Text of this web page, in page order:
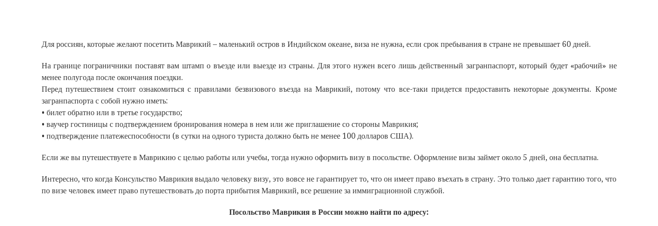
Для россиян, которые желают посетить Маврикий – маленький остров в Индийском океане, виза не нужна, если срок пребывания в стране не превышает 60 дней.
На границе пограничники поставят вам штамп о въезде или выезде из страны. Для этого нужен всего лишь действенный загранпаспорт, который будет «рабочий» не
менее полугода после окончания поездки.
Перед путешествием стоит ознакомиться с правилами безвизового въезда на Маврикий, потому что все-таки придется предоставить некоторые документы. Кроме
загранпаспорта с собой нужно иметь:
• билет обратно или в третье государство;
• ваучер гостиницы с подтверждением бронирования номера в нем или же приглашение со стороны Маврикия;
• подтверждение платежеспособности (в сутки на одного туриста должно быть не менее 100 долларов США).
Если же вы путешествуете в Маврикию с целью работы или учебы, тогда нужно оформить визу в посольстве. Оформление визы займет около 5 дней, она бесплатна.
Интересно, что когда Консульство Маврикия выдало человеку визу, это вовсе не гарантирует то, что он имеет право въехать в страну. Это только дает гарантию того, что
по визе человек имеет право путешествовать до порта прибытия Маврикий, все решение за иммиграционной службой.
Посольство Маврикия в России можно найти по адресу: